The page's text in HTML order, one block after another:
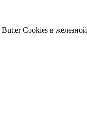
Cookies в железной